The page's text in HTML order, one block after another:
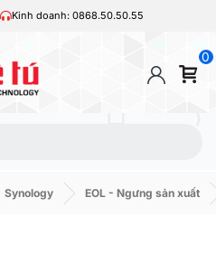
Kinh doanh: 0868.50.50.55
0
Synology EOL - Ngưng sản xuất